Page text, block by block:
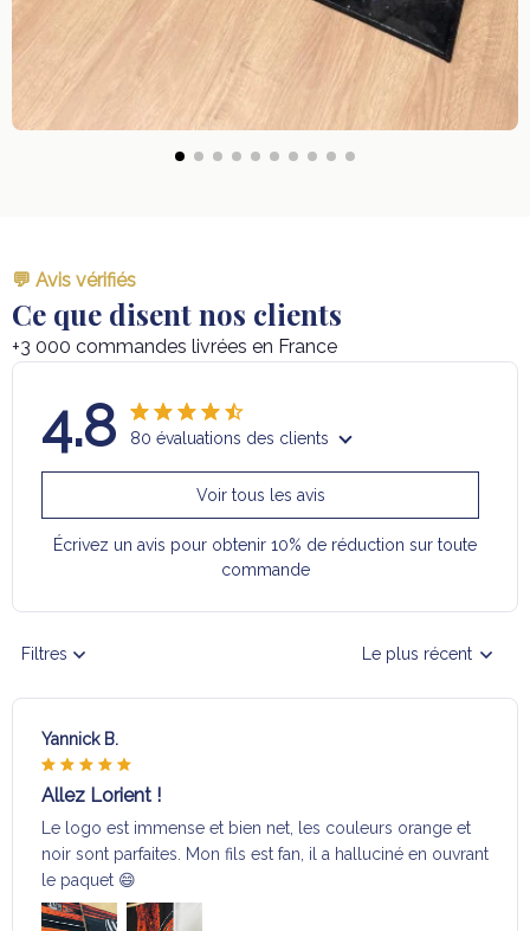
💬 Avis vérifiés
Ce que disent nos clients
+3 000 commandes livrées en France
4.8 80 évaluations des clients
Voir tous les avis
Écrivez un avis pour obtenir 10% de réduction sur toute
commande
Filtres Le plus récent
Yannick B.
Allez Lorient !
Le logo est immense et bien net, les couleurs orange et
noir sont parfaites. Mon fils est fan, il a halluciné en ouvrant
le paquet 😄